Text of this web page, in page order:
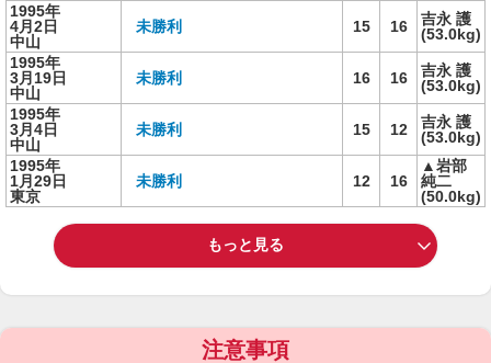
1995年
4月2日
中山
未勝利 15 16
吉永 護
(53.0kg)
1995年
3月19日
中山
未勝利 16 16
吉永 護
(53.0kg)
1995年
3月4日
中山
未勝利 15 12
吉永 護
(53.0kg)
1995年
1月29日
東京
未勝利 12 16
▲岩部
純二
(50.0kg)
もっと見る
注意事項